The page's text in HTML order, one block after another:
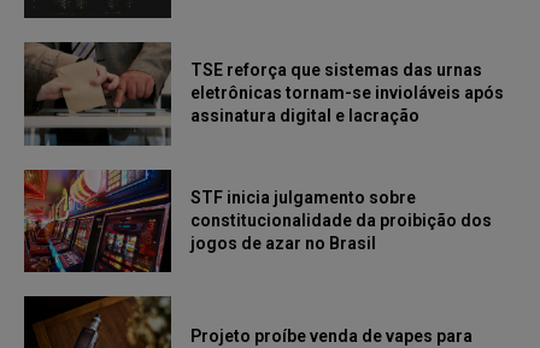
TSE reforça que sistemas das urnas
eletrônicas tornam-se invioláveis após
assinatura digital e lacração
STF inicia julgamento sobre
constitucionalidade da proibição dos
jogos de azar no Brasil
Projeto proíbe venda de vapes para